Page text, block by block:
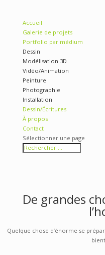
La vie est belle
Se faire la belle
Si vilité
Conférence
(Anti)spécisme : Les
(Sortir de
Articles 0
Accueil
Galerie de projets
Vidéo/Animation
Peinture
Installation